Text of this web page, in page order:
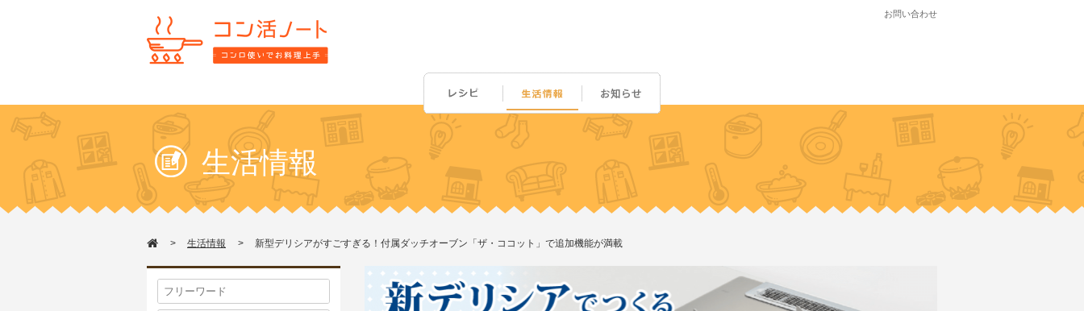
お問い合わせ
生活情報
生活情報 新型デリシアがすごすぎる！付属ダッチオーブン「ザ・ココット」で追加機能が満載